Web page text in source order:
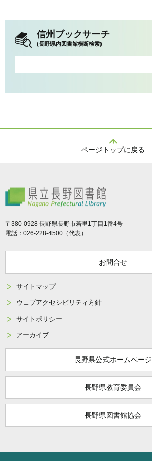
信州ブックサーチ
(長野県内図書館横断検索)
ページトップに戻る
県立長野図書館
〒380-0928 長野県長野市若里1丁目1番4号
電話：026-228-4500（代表）
お問合せ
サイトマップ
ウェブアクセシビリティ方針
サイトポリシー
アーカイブ
長野県公式ホームページ
長野県教育委員会
長野県図書館協会